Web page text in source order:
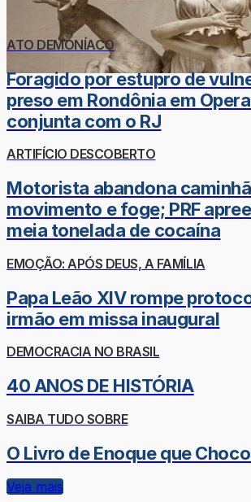
ATO DEMONÍACO
Foragido por estupro de
preso em Rondônia em
conjunta com o RJ
ARTIFÍCIO DESCOBERTO
Motorista abandona
movimento e foge; PRF
meia tonelada de cocaína
EMOÇÃO: APÓS DEUS, A FAMÍLIA
Papa Leão XIV rompe
irmão em missa inaugural
DEMOCRACIA NO BRASIL
40 ANOS DE HISTÓRIA
SAIBA TUDO SOBRE
O Livro de Enoque que
Veja mais